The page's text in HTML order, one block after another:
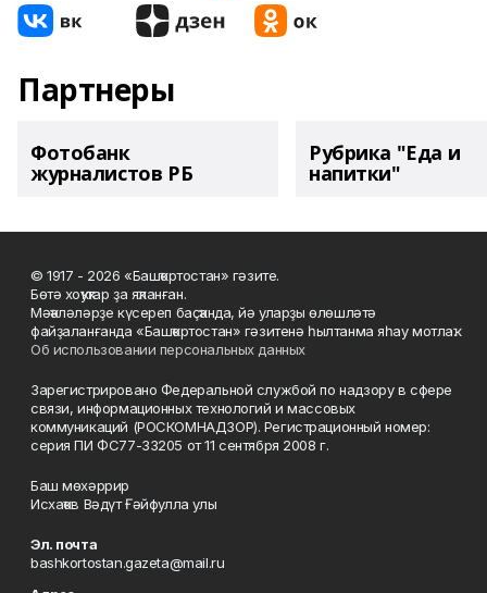
Партнеры
Фотобанк
журналистов РБ
Рубрика "Еда и
напитки"
© 1917 - 2026 «Башҡортостан» гәзите.
Бөтә хоҡуҡтар ҙа яҡланған.
Мәҡәләләрҙе күсереп баҫҡанда, йә уларҙы өлөшләтә
файҙаланғанда «Башҡортостан» гәзитенә һылтанма яһау мотлаҡ.
Об использовании персональных данных
Зарегистрировано Федеральной службой по надзору в сфере
связи, информационных технологий и массовых
коммуникаций (РОСКОМНАДЗОР). Регистрационный номер:
серия ПИ ФС77-33205 от 11 сентября 2008 г.
Баш мөхәррир
Исхаҡов Вәдүт Ғәйфулла улы
Эл. почта
bashkortostan.gazeta@mail.ru